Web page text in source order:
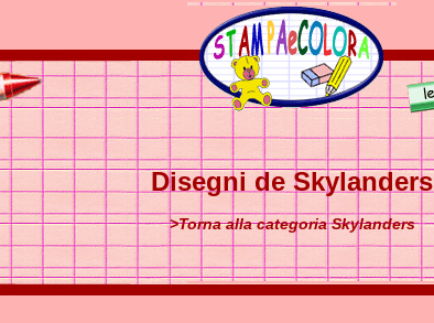
Disegni de Skylanders
>Torna alla categoria Skylanders